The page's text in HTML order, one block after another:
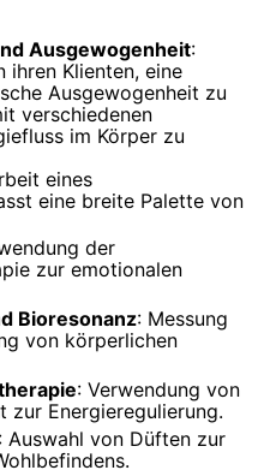
Ausgewogenheit:
ihren Klienten, eine
Ausgewogenheit zu
verschiedenen
im Körper zu
eines
eine breite Palette von
der
zur emotionalen
Bioresonanz: Messung
von körperlichen
: Verwendung von
zur Energieregulierung.
: Auswahl von Düften zur